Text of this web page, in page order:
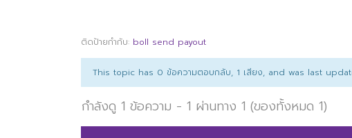
ติดป้ายกำกับ: boll send payout
This topic has 0 ข้อความตอบกลับ, 1 เสียง, and was last
กำลังดู 1 ข้อความ - 1 ผ่านทาง 1 (ของทั้งหมด 1)